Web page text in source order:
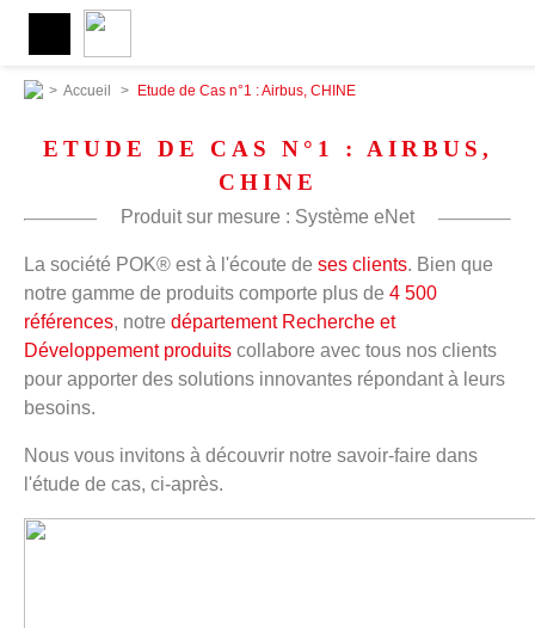
> Accueil > Etude de Cas n°1 : Airbus, CHINE
ETUDE DE CAS N°1 : AIRBUS,
CHINE
Produit sur mesure : Système eNet
La société POK® est à l'écoute de ses clients. Bien que
notre gamme de produits comporte plus de 4 500
références, notre département Recherche et
Développement produits collabore avec tous nos clients
pour apporter des solutions innovantes répondant à leurs
besoins.
Nous vous invitons à découvrir notre savoir-faire dans
l'étude de cas, ci-après.